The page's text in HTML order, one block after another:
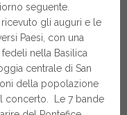
seguente.
ricevuto gli auguri e le
Paesi, con una
nella Basilica
centrale di San
della popolazione
concerto. Le 7 bande